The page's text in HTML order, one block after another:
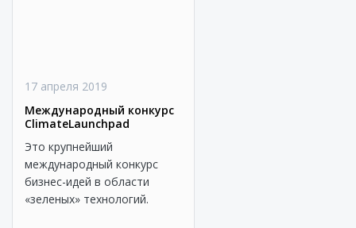
17 апреля 2019
Международный конкурс
ClimateLaunchpad
Это крупнейший
международный конкурс
бизнес-идей в области
«зеленых» технологий.